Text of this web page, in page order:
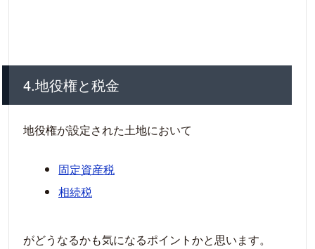
4.地役権と税金
地役権が設定された土地において
固定資産税
相続税
がどうなるかも気になるポイントかと思います。